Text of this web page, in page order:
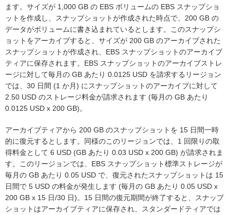
ます。サイズが 1,000 GB の EBS ボリュームの EBS スナップショ
ットを作成し、スナップショットが作成された時点で、200 GB の
データがボリュームに書き込まれているとします。このスナップシ
ョットをアーカイブすると、サイズが 200 GB のアーカイブされた
スナップショットが作成され、EBS スナップショットのアーカイブ
ティアに保存されます。EBS スナップショットのアーカイブストレ
ージに対して毎月の GB あたり 0.0125 USD を請求するリージョン
では、30 日間 (1 か月) にスナップショットのアーカイブに対して
2.50 USD のストレージ料金が請求されます (毎月の GB あたり
0.0125 USD x 200 GB)。
アーカイブティアから 200 GB のスナップショットを 15 日間一時
的に復元するとします。同様のこのリージョンでは、1 回限りの取
得料金として 6 USD (GB あたり 0.03 USD x 200 GB) が請求されま
す。このリージョンでは、EBS スナップショット標準ストレージが
毎月の GB あたり 0.05 USD で、復元されたスナップショットは 15
日間で 5 USD の料金が発生します (毎月の GB あたり 0.05 USD x
200 GB x 15 日/30 日)。15 日間の復元期間が終了すると、スナップ
ショットはアーカイブティアに保存され、スタンダードティアでは